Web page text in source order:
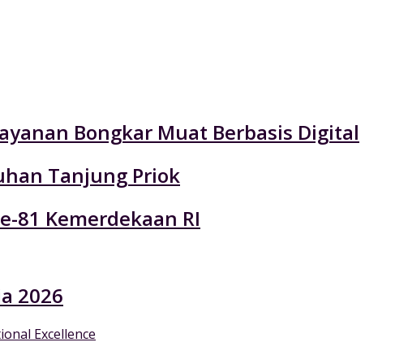
Bongkar Muat Berbasis Digital
Tanjung Priok
81 Kemerdekaan RI
2026